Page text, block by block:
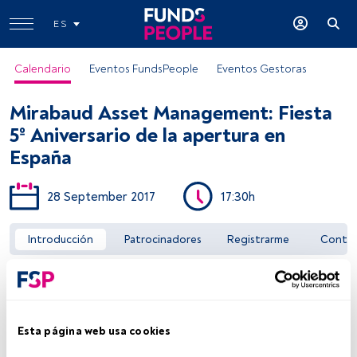
Esta página web usa cookies
ES
Calendario Eventos FundsPeople Eventos Gestoras
Acceder a FundsPeople
Mirabaud Asset Management: Fiesta
5º Aniversario de la apertura en
España
28 September 2017 17:30h
Introducción Patrocinadores Registrarme